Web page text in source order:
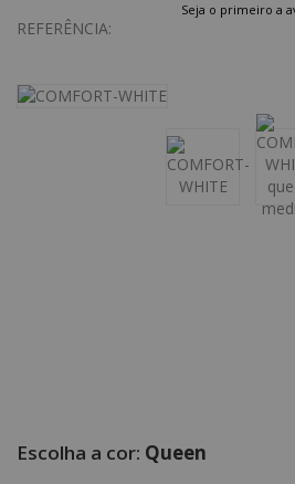
Seja o primeiro a
REFERÊNCIA:
Queen